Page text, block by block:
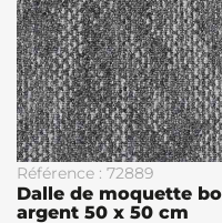
Référence : 72889
Dalle de moquette
argent 50 x 50 cm